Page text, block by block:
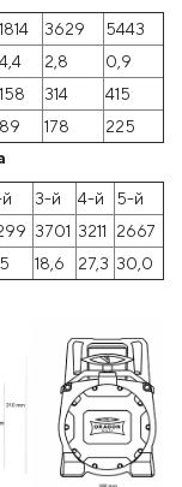
1814 3629
5443
4,4 2,8
0,9
158 314
415
89 178
225
3-й 4-й
5-й
3701 3211
2667
18,6 27,3 30,0